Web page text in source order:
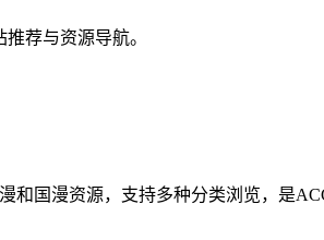
荐与资源导航。
和国漫资源，支持多种分类浏览，是